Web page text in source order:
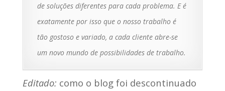
de soluções diferentes para cada problema. E é
exatamente por isso que o nosso trabalho é
tão gostoso e variado, a cada cliente abre-se
um novo mundo de possibilidades de trabalho.
Editado: como o blog foi descontinuado